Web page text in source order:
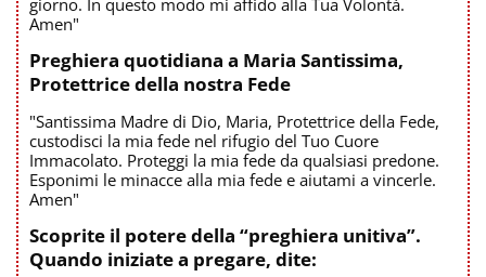
giorno. In questo modo mi affido alla Tua Volontà.
Amen"
Preghiera quotidiana a Maria Santissima,
Protettrice della nostra Fede
"Santissima Madre di Dio, Maria, Protettrice della Fede,
custodisci la mia fede nel rifugio del Tuo Cuore
Immacolato. Proteggi la mia fede da qualsiasi predone.
Esponimi le minacce alla mia fede e aiutami a vincerle.
Amen"
Scoprite il potere della “preghiera unitiva”.
Quando iniziate a pregare, dite: